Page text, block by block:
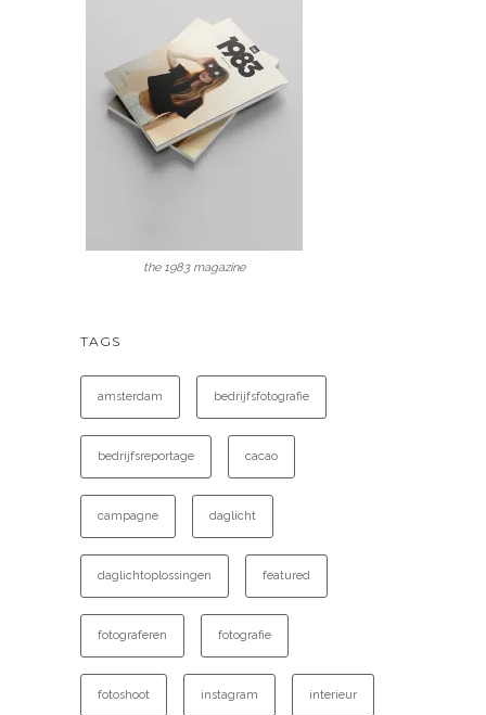
the 1983 magazine
TAGS
amsterdam bedrijfsfotografie
bedrijfsreportage cacao
campagne daglicht
daglichtoplossingen featured
fotograferen fotografie
fotoshoot instagram interieur